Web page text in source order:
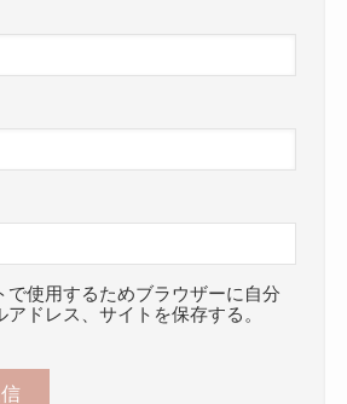
で使用するためブラウザーに自分
ドレス、サイトを保存する。